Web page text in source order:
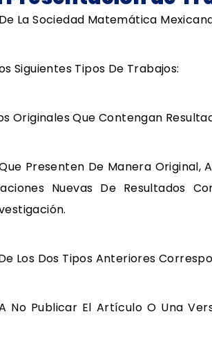
La Sociedad Matemática
Siguientes Tipos De Trabajos:
Originales Que Contengan
Presenten De Manera Original,
Nuevas De Resultados
Los Dos Tipos Anteriores
No Publicar El Artículo O Una